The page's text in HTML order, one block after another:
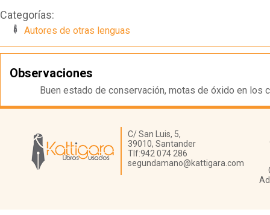
Categorías:
Autores de otras lenguas
Observaciones
Buen estado de conservación, motas de óxido en los
Librería Kattigara
C/ San Luis, 5,
39010, Santander
Tlf:942 074 286
segundamano@kattigara.com